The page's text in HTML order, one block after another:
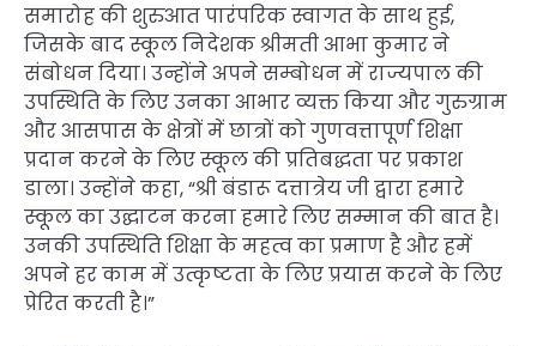
समारोह की शुरुआत पारंपरिक स्वागत के साथ हुई,
जिसके बाद स्कूल निदेशक श्रीमती आभा कुमार ने
संबोधन दिया। उन्होंने अपने सम्बोधन में राज्यपाल की
उपस्थिति के लिए उनका आभार व्यक्त किया और गुरुग्राम
और आसपास के क्षेत्रों में छात्रों को गुणवत्तापूर्ण शिक्षा
प्रदान करने के लिए स्कूल की प्रतिबद्धता पर प्रकाश
डाला। उन्होंने कहा, “श्री बंडारू दत्तात्रेय जी द्वारा हमारे
स्कूल का उद्घाटन करना हमारे लिए सम्मान की बात है।
उनकी उपस्थिति शिक्षा के महत्व का प्रमाण है और हमें
अपने हर काम में उत्कृष्टता के लिए प्रयास करने के लिए
प्रेरित करती है।”